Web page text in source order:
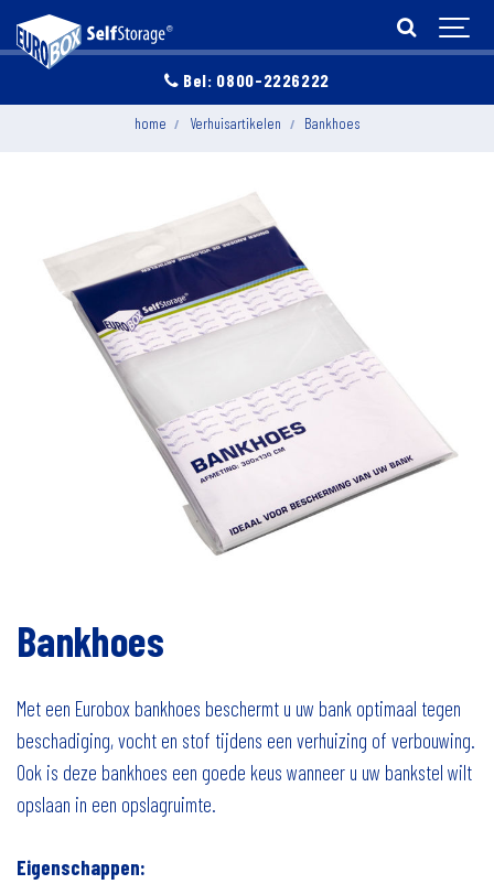
home Verhuisartikelen Bankhoes
Bankhoes
Met een Eurobox bankhoes beschermt u uw bank optimaal tegen
beschadiging, vocht en stof tijdens een verhuizing of verbouwing.
Ook is deze bankhoes een goede keus wanneer u uw bankstel wilt
opslaan in een opslagruimte.
Eigenschappen:
Bel: 0800-2226222